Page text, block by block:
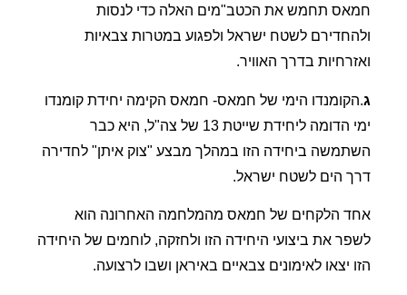
חמאס תחמש את הכטב"מים האלה כדי לנסות
ולהחדירם לשטח ישראל ולפגוע במטרות צבאיות
ואזרחיות בדרך האוויר.
ג.הקומנדו הימי של חמאס- חמאס הקימה יחידת קומנדו
ימי הדומה ליחידת שייטת 13 של צה"ל, היא כבר
השתמשה ביחידה הזו במהלך מבצע "צוק איתן" לחדירה
דרך הים לשטח ישראל.
אחד הלקחים של חמאס מהמלחמה האחרונה הוא
לשפר את ביצועי היחידה הזו ולחזקה, לוחמים של היחידה
הזו יצאו לאימונים צבאיים באיראן ושבו לרצועה.